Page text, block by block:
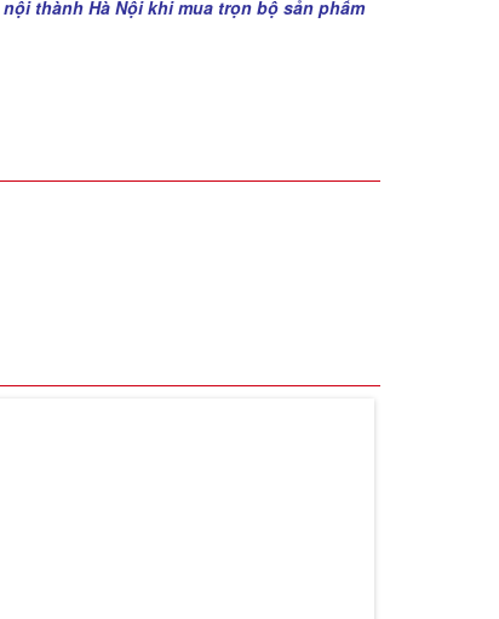
thành Hà Nội khi mua trọn bộ sản phẩm